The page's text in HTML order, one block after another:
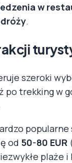
w
.
szeroki
po trekking w
popularne
od 50-80 EUR
plaże